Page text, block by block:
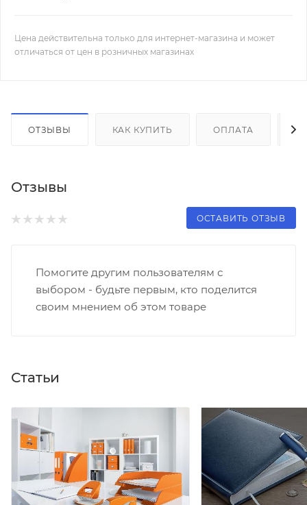
Цена действительна только для интернет-магазина и может
отличаться от цен в розничных магазинах
ОТЗЫВЫ КАК КУПИТЬ ОПЛАТА
Отзывы
ОСТАВИТЬ ОТЗЫВ
Помогите другим пользователям с
выбором - будьте первым, кто поделится
своим мнением об этом товаре
Статьи